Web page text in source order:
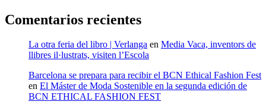
Comentarios recientes
La otra feria del libro | Verlanga en Media Vaca, inventors de
llibres il·lustrats, visiten l’Escola
Barcelona se prepara para recibir el BCN Ethical Fashion Fest
en El Máster de Moda Sostenible en la segunda edición de
BCN ETHICAL FASHION FEST